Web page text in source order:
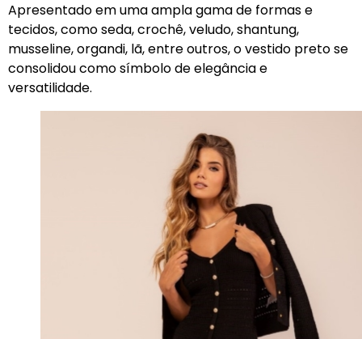
Apresentado em uma ampla gama de formas e
tecidos, como seda, crochê, veludo, shantung,
musseline, organdi, lã, entre outros, o vestido preto se
consolidou como símbolo de elegância e
versatilidade.